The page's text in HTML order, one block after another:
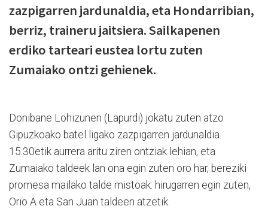
zazpigarren jardunaldia, eta Hondarribian,
berriz, traineru jaitsiera. Sailkapenen
erdiko tarteari eustea lortu zuten
Zumaiako ontzi gehienek.
Donibane Lohizunen (Lapurdi) jokatu zuten atzo
Gipuzkoako batel ligako zazpigarren jardunaldia.
15:30etik aurrera aritu ziren ontziak lehian, eta
Zumaiako taldeek lan ona egin zuten oro har, bereziki
promesa mailako talde mistoak: hirugarren egin zuten,
Orio A eta San Juan taldeen atzetik.